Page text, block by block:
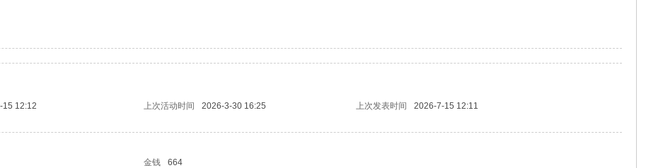
15 12:12 上次活动时间 2026-3-30 16:25 上次发表时间
2026-7-15 12:11
金钱 664